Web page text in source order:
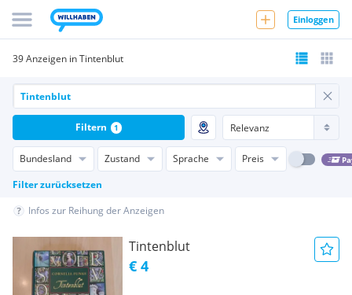
Einloggen
39 Anzeigen in Tintenblut
Bundesland Zustand Sprache Preis
Filter zurücksetzen
Filtern 1
Infos zur Reihung der Anzeigen
Tintenblut
€ 4